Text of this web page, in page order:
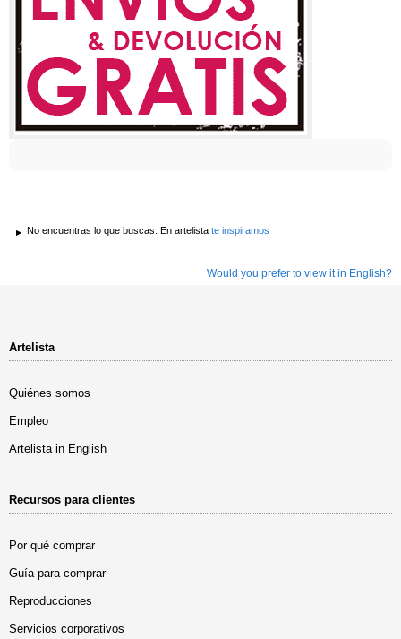
No encuentras lo que buscas. En artelista te inspiramos
Would you prefer to view it in English?
Artelista
Quiénes somos
Empleo
Artelista in English
Recursos para clientes
Por qué comprar
Guía para comprar
Reproducciones
Servicios corporativos